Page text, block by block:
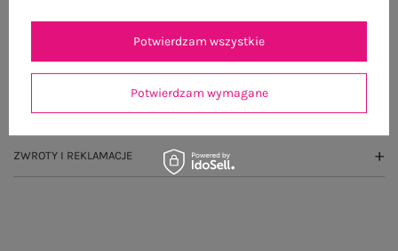
OPINIE O PRODUKCIE (0)
WYSYŁKA I DOSTAWA
ZWROTY I REKLAMACJE
Potwierdzam wymagane
Potwierdzam wszystkie